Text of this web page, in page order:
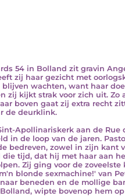
54 in Bolland zit gravin
zij haar gezicht met
wachten, want haar
zij kijkt strak voor zich uit. Zo
boven gaat zij extra recht
de deurklink.
Apollinariskerk aan de Rue
in de loop van de jaren.
bedreven, zowel in zijn kant
tijd, dat hij met haar aan
Zij ging voor de
blonde sexmachine!' van
beneden en de mollige
wipte bovenop hem